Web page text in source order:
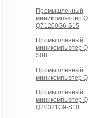
Промышленный
миникомпьютер
Q71200G6-S15
Промышленный
миникомпьютер
S08
Промышленный
миникомпьютер
Промышленный
миникомпьютер
Q20321G9-S10